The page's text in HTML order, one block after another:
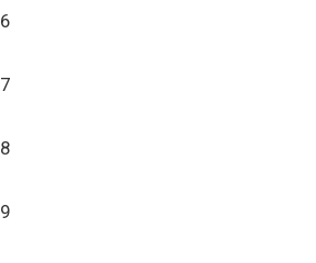
6
7
8
9